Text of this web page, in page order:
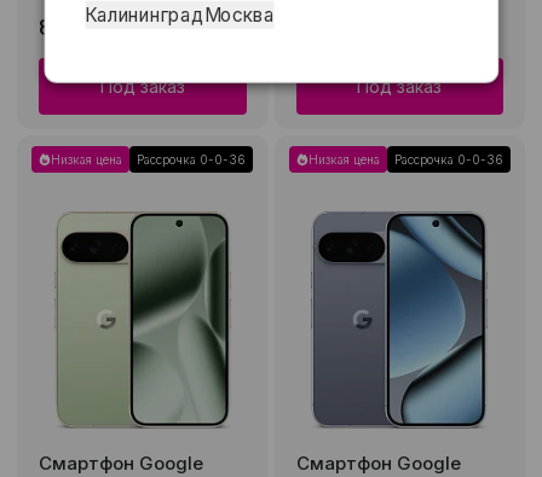
86 990 ₽100 490 ₽
Под заказ Под заказ
Низкая цена Рассрочка 0-0-36
Смартфон Google
Низкая цена Рассрочка 0-0-36
Смартфон Google
КалининградМосква